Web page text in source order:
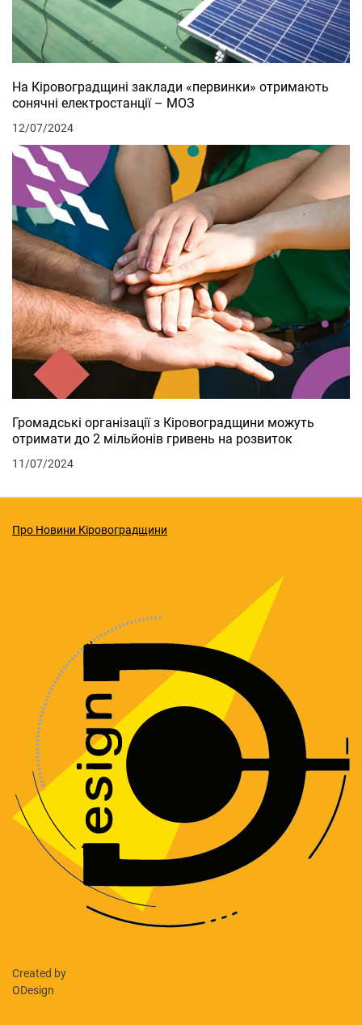
На Кіровоградщині заклади «первинки» отримають
сонячні електростанції – МОЗ
12/07/2024
Громадські організації з Кіровоградщини можуть
отримати до 2 мільйонів гривень на розвиток
11/07/2024
Про Новини Кіровоградщини
Created by
ODesign